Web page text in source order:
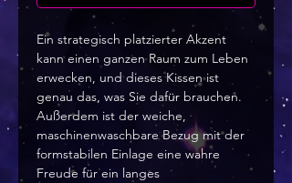
Ein strategisch platzierter Akzent
kann einen ganzen Raum zum Leben
erwecken, und dieses Kissen ist
genau das, was Sie dafür brauchen.
Außerdem ist der weiche,
maschinenwaschbare Bezug mit der
formstabilen Einlage eine wahre
Freude für ein langes